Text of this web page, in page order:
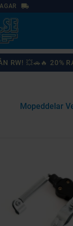
local_shipping
RW! 💥🚗🔥 20%
Mopeddelar